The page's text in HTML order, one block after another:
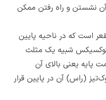
نشستن و راه رفتن ممکن
است که در ناحیه پایین
کوکسیکس شبیه یک مثلث
یعنی بالای آن
(راس) آن در پایین قرار